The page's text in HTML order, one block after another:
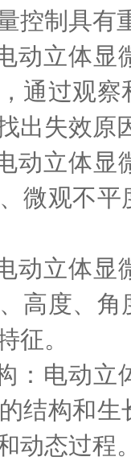
控制具有
动立体显
通过观
出失效原
动立体显
微观不
动立体显
高度、
征。
：电动立
结构和
动态过程